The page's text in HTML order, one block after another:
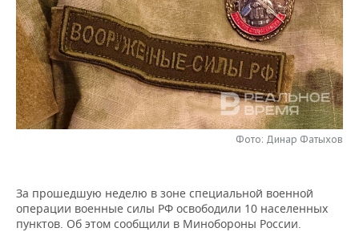
НЕФТЬ
ОПК
ЭНЕРГЕТИКА
РОЗНИЧНАЯ ТОРГОВЛЯ
ТРАНСПОРТ
УСЛУГИ
НОВОСТИ ТЕХНОЛОГИЙ
IT
МЕДИА
ТЕЛЕКОММУНИКАЦИИ
МЕРОПРИЯТИЯ
НОВОСТИ МЕРОПРИЯТИЙ
ВЫЕЗДНАЯ РЕДАКЦИЯ
БИЗНЕС-БРАНЧИ
ОТКРЫТАЯ ЛЕКЦИЯ
СПОРТ
НОВОСТИ СПОРТА
ФУТБОЛ
БАСКЕТБОЛ
ОБЩЕСТВО
НОВОСТИ ОБЩЕСТВА
ИНФРАСТРУКТУРА
ФОТОГАЛЕРЕЯ
СПРАВОЧНИК
Фото: Динар Фатыхов
За прошедшую неделю в зоне специальной военной
операции военные силы РФ освободили 10 населенных
пунктов. Об этом сообщили в Минобороны России.